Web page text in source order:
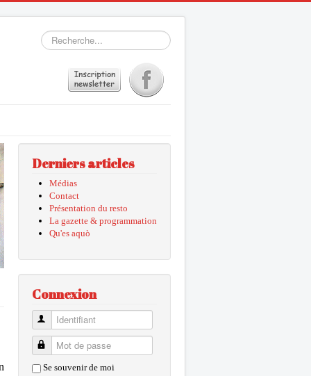
Rechercher
Derniers articles
Médias
Contact
Présentation du resto
La gazette & programmation
Qu'es aquò
Connexion
Identifiant
Mot de passe
Se souvenir de moi